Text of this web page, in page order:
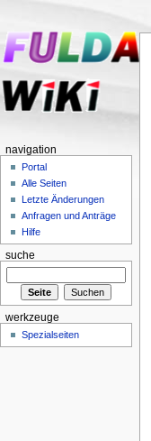
navigation
Portal
Alle Seiten
Letzte Änderungen
Anfragen und Anträge
Hilfe
suche
werkzeuge
Spezialseiten